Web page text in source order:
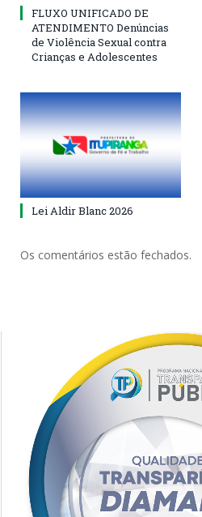
FLUXO UNIFICADO DE
ATENDIMENTO Denúncias
de Violência Sexual contra
Crianças e Adolescentes
Lei Aldir Blanc 2026
Os comentários estão fechados.